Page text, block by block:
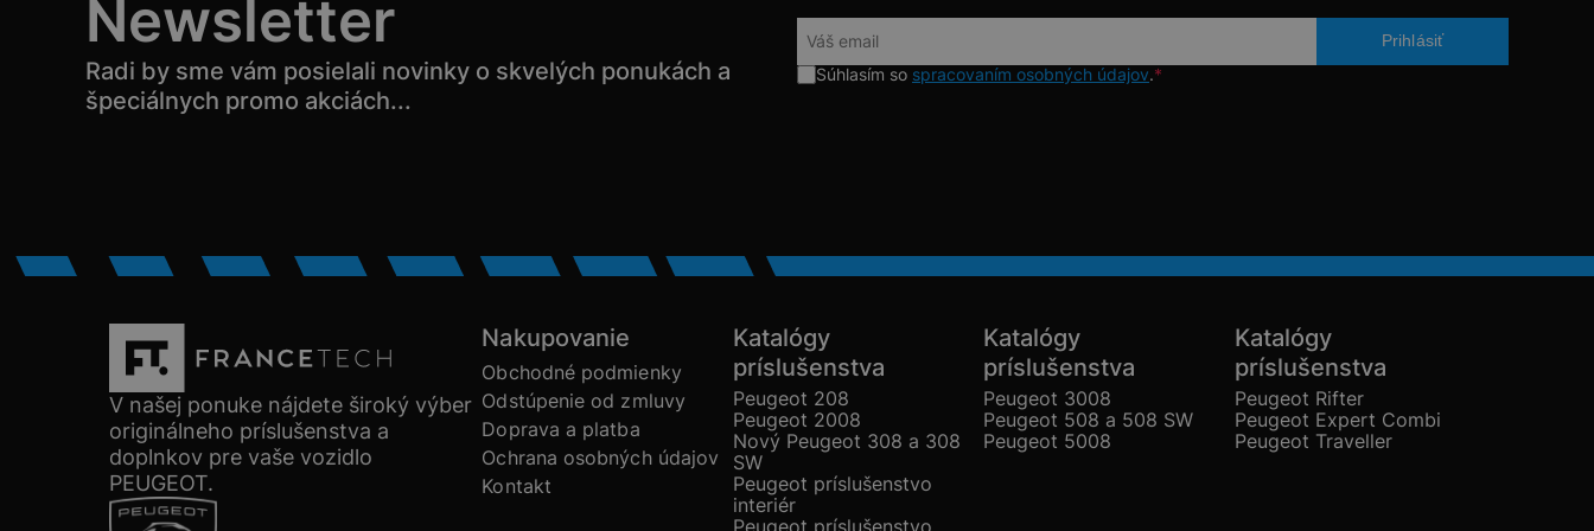
Newsletter
Radi by sme vám posielali novinky o skvelých ponukách a
špeciálnych promo akciách...
Súhlasím so spracovaním osobných údajov.*
V našej ponuke nájdete široký výber
originálneho príslušenstva a
doplnkov pre vaše vozidlo
PEUGEOT.
Nakupovanie
Obchodné podmienky
Odstúpenie od zmluvy
Doprava a platba
Ochrana osobných údajov
Kontakt
Katalógy
príslušenstva
Peugeot 208
Peugeot 2008
Nový Peugeot 308 a 308
SW
Peugeot príslušenstvo
interiér
Peugeot príslušenstvo
Katalógy
príslušenstva
Peugeot 3008
Peugeot 508 a 508 SW
Peugeot 5008
Katalógy
príslušenstva
Peugeot Rifter
Peugeot Expert Combi
Peugeot Traveller